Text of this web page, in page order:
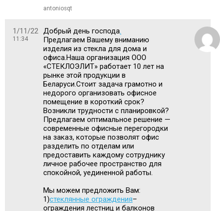
antoniosqt
1/11/22
11:34
Добрый день господа.
Предлагаем Вашему вниманию
изделия из стекла для дома и
офиса.Наша организация ООО
«СТЕКЛОЭЛИТ» работает 10 лет на
рынке этой продукции в
Беларуси.Стоит задача грамотно и
недорого организовать офисное
помещение в короткий срок?
Возникли трудности с планировкой?
Предлагаем оптимальное решение —
современные офисные перегородки
на заказ, которые позволят офис
разделить по отделам или
предоставить каждому сотруднику
личное рабочее пространство для
спокойной, уединенной работы.
Мы можем предложить Вам:
1)стеклянные ограждения–
ограждения лестниц и балконов